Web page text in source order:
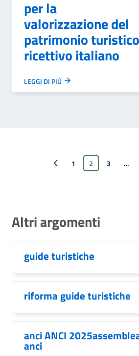
per la
valorizzazione del
patrimonio turistico
ricettivo italiano
LEGGI DI PIÙ
Pagina precedente
1 2 3 …
Altri argomenti
guide turistiche
riforma guide turistiche
anci ANCI
anci